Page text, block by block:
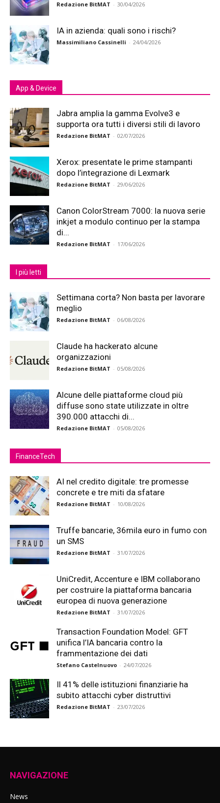
Redazione BitMAT - 30/04/2026
IA in azienda: quali sono i rischi?
Massimiliano Cassinelli - 24/04/2026
App & Device
Jabra amplia la gamma Evolve3 e
supporta ora tutti i diversi stili di lavoro
Redazione BitMAT - 02/07/2026
Xerox: presentate le prime stampanti
dopo l’integrazione di Lexmark
Redazione BitMAT - 29/06/2026
Canon ColorStream 7000: la nuova serie
inkjet a modulo continuo per la stampa
di...
Redazione BitMAT - 17/06/2026
I più letti
Settimana corta? Non basta per lavorare
meglio
Redazione BitMAT - 06/08/2026
Claude ha hackerato alcune
organizzazioni
Redazione BitMAT - 05/08/2026
Alcune delle piattaforme cloud più
diffuse sono state utilizzate in oltre
390.000 attacchi di...
Redazione BitMAT - 05/08/2026
FinanceTech
AI nel credito digitale: tre promesse
concrete e tre miti da sfatare
Redazione BitMAT - 10/08/2026
Truffe bancarie, 36mila euro in fumo con
un SMS
Redazione BitMAT - 31/07/2026
UniCredit, Accenture e IBM collaborano
per costruire la piattaforma bancaria
europea di nuova generazione
Redazione BitMAT - 31/07/2026
Transaction Foundation Model: GFT
unifica l’IA bancaria contro la
frammentazione dei dati
Stefano Castelnuovo - 24/07/2026
Il 41% delle istituzioni finanziarie ha
subito attacchi cyber distruttivi
Redazione BitMAT - 23/07/2026
NAVIGAZIONE
News